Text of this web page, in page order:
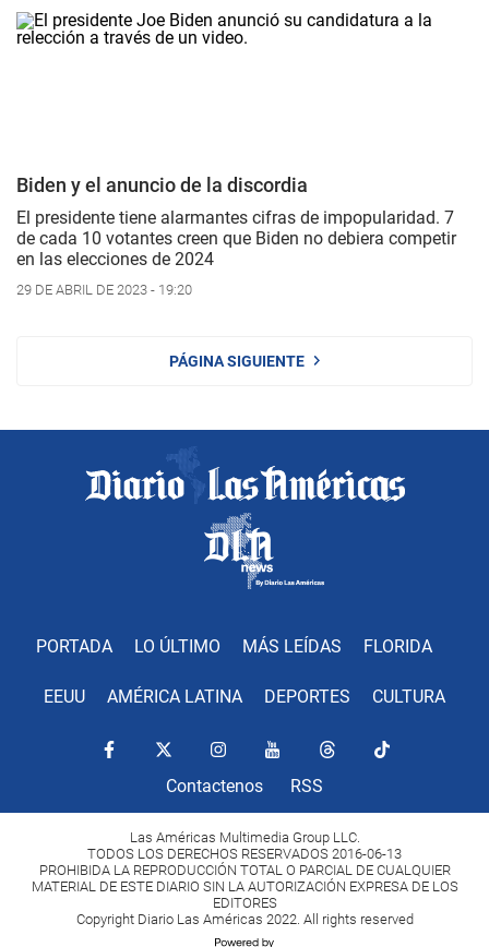
Biden y el anuncio de la discordia
El presidente tiene alarmantes cifras de impopularidad. 7
de cada 10 votantes creen que Biden no debiera competir
en las elecciones de 2024
29 DE ABRIL DE 2023 - 19:20
PÁGINA SIGUIENTE
PORTADA LO ÚLTIMO MÁS LEÍDAS FLORIDA
EEUU AMÉRICA LATINA DEPORTES CULTURA
Contactenos RSS
Las Américas Multimedia Group LLC.
TODOS LOS DERECHOS RESERVADOS 2016-06-13
PROHIBIDA LA REPRODUCCIÓN TOTAL O PARCIAL DE CUALQUIER
MATERIAL DE ESTE DIARIO SIN LA AUTORIZACIÓN EXPRESA DE LOS
EDITORES
Copyright Diario Las Américas 2022. All rights reserved